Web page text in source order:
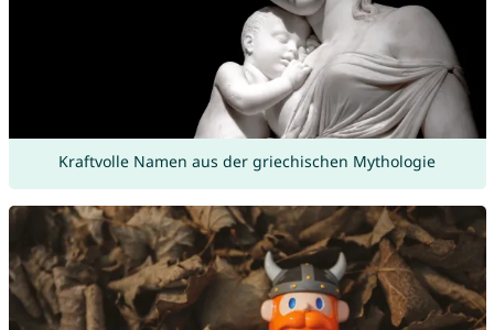
Kraftvolle Namen aus der griechischen Mythologie